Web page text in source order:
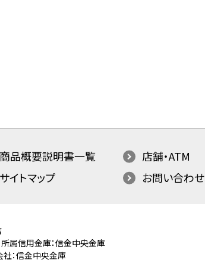
商品概要説明書一覧
店舗・ATM
サイトマップ お問い合わせ
所属信用金庫：信金中央金庫
：信金中央金庫